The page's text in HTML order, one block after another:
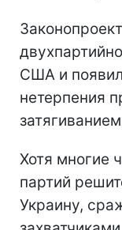
США и
нетерпения
Хотя многие
партий
Украину,